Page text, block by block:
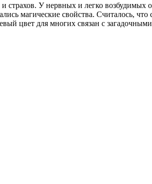
У нервных и легко возбудимых
магические свойства. Считалось,
цвет для многих связан с